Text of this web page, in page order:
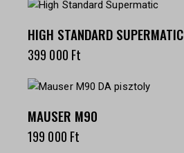
HIGH STANDARD SUPERMATIC
399 000 Ft
MAUSER M90
199 000 Ft